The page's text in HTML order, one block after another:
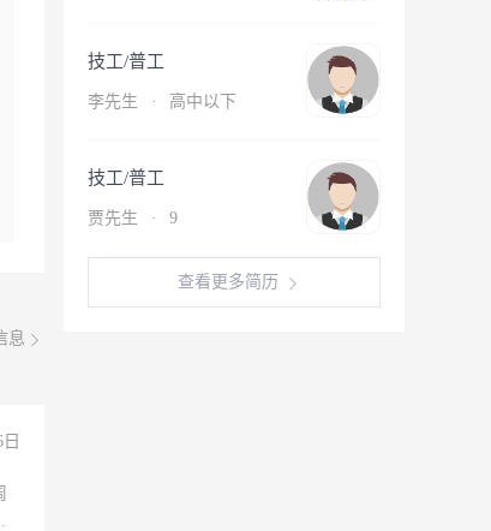
息
技工/普工
李先生 · 高中以下
技工/普工
贾先生 · 9
查看更多简历